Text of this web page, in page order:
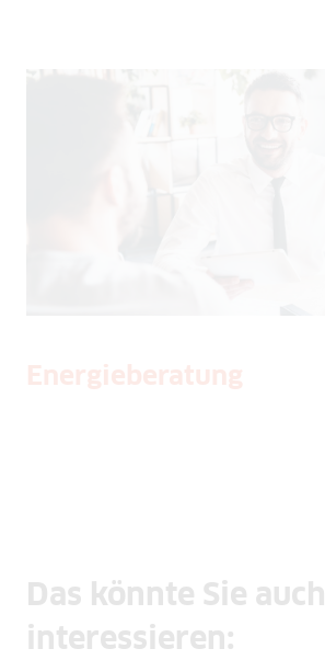
Energieberatung
Das könnte Sie auch
interessieren: